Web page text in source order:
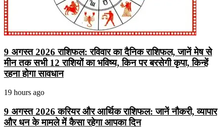
9 अगस्त 2026 राशिफल: रविवार का दैनिक राशिफल, जानें मेष से
मीन तक सभी 12 राशियों का भविष्य, किन पर बरसेगी कृपा, किन्हें
रहना होगा सावधान
19 hours ago
9 अगस्त 2026 करियर और आर्थिक राशिफल: जानें नौकरी, व्यापार
और धन के मामले में कैसा रहेगा आपका दिन